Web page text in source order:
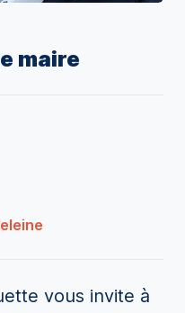
maire
vous invite à